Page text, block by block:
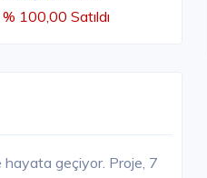
% 100,00 Satıldı
geçiyor. Proje, 7